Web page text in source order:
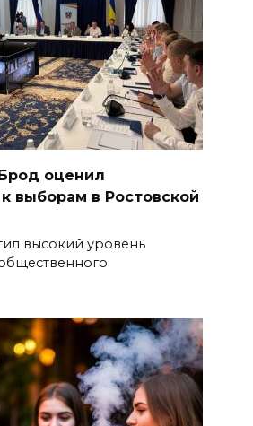
оценил
выборам в Ростовской
высокий уровень